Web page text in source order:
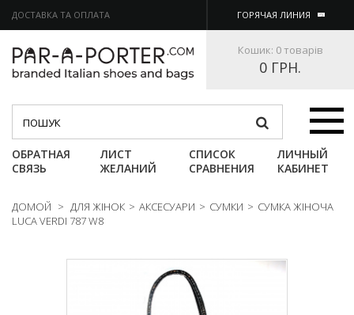
ДОСТАВКА ТА ОПЛАТА ГОРЯЧАЯ ЛИНИЯ
Кошик: 0 товарів
0 ГРН.
Категории
ОБРАТНАЯ
СВЯЗЬ
ЛИСТ
ЖЕЛАНИЙ
СПИСОК
СРАВНЕНИЯ
ЛИЧНЫЙ
КАБИНЕТ
ДОМОЙ > ДЛЯ ЖІНОК > АКСЕСУАРИ > СУМКИ > СУМКА ЖІНОЧА
LUCA VERDI 787 W8